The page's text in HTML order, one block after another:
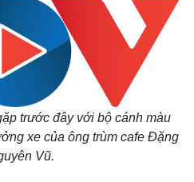
trước đây với bộ cánh màu
xe của ông trùm cafe Đặng
Vũ.